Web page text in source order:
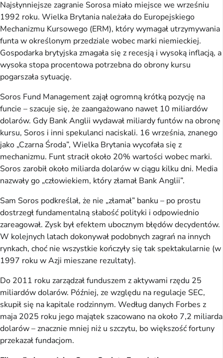
Najsłynniejsze zagranie Sorosa miało miejsce we wrześniu
1992 roku. Wielka Brytania należała do Europejskiego
Mechanizmu Kursowego (ERM), który wymagał utrzymywania
funta w określonym przedziale wobec marki niemieckiej.
Gospodarka brytyjska zmagała się z recesją i wysoką inflacją, a
wysoka stopa procentowa potrzebna do obrony kursu
pogarszała sytuację.
Soros Fund Management zajął ogromną krótką pozycję na
funcie – szacuje się, że zaangażowano nawet 10 miliardów
dolarów. Gdy Bank Anglii wydawał miliardy funtów na obronę
kursu, Soros i inni spekulanci naciskali. 16 września, znanego
jako „Czarna Środa”, Wielka Brytania wycofała się z
mechanizmu. Funt stracił około 20% wartości wobec marki.
Soros zarobił około miliarda dolarów w ciągu kilku dni. Media
nazwały go „człowiekiem, który złamał Bank Anglii”.
Sam Soros podkreślał, że nie „złamał” banku – po prostu
dostrzegł fundamentalną słabość polityki i odpowiednio
zareagował. Zysk był efektem ubocznym błędów decydentów.
W kolejnych latach dokonywał podobnych zagrań na innych
rynkach, choć nie wszystkie kończyły się tak spektakularnie (w
1997 roku w Azji mieszane rezultaty).
Do 2011 roku zarządzał funduszem z aktywami rzędu 25
miliardów dolarów. Później, ze względu na regulacje SEC,
skupił się na kapitale rodzinnym. Według danych Forbes z
maja 2025 roku jego majątek szacowano na około 7,2 miliarda
dolarów – znacznie mniej niż u szczytu, bo większość fortuny
przekazał fundacjom.